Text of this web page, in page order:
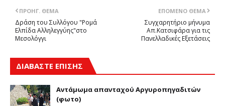
ΕΠΌΜΕΝΟ ΘΈΜΑ
Συγχαρητήριο μήνυμα
Απ.Κατσιφάρα για τις
Πανελλαδικές Εξετάσεις
ΠΡΟΗΓ. ΘΈΜΑ
Δράση του Συλλόγου "Ρομά
Ελπίδα Αλληλεγγύης"στο
Μεσολόγγι
ΔΙΑΒΑΣΤΕ ΕΠΙΣΗΣ
Αντάμωμα απανταχού Αργυροπηγαδιτών
(φωτο)